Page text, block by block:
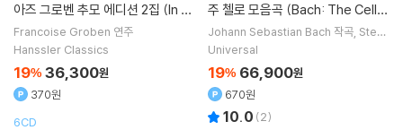
아즈 그로벤 추모 에디션 2집 (In M
emorian Vol.2)
Francoise Groben 연주
Hanssler Classics
19% 36,300원
370원
6CD
주 첼로 모음곡 (Bach: The Cello
Suites) [3LP]
Johann Sebastian Bach 작곡 Stev
en Isserlis
Universal
19% 66,900원
670원
10.0 (2)